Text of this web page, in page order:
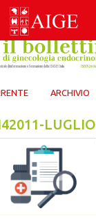
ARCHIVIO
LUGLIO